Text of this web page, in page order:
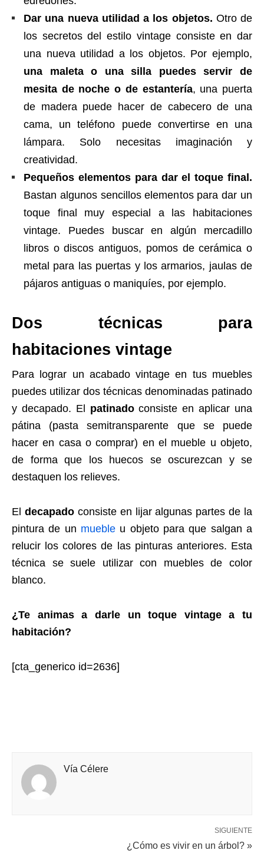
Dar una nueva utilidad a los objetos. Otro de
los secretos del estilo vintage consiste en dar
una nueva utilidad a los objetos. Por ejemplo,
una maleta o una silla puedes servir de
mesita de noche o de estantería, una puerta
de madera puede hacer de cabecero de una
cama, un teléfono puede convertirse en una
lámpara. Solo necesitas imaginación y
creatividad.
Pequeños elementos para dar el toque final.
Bastan algunos sencillos elementos para dar un
toque final muy especial a las habitaciones
vintage. Puedes buscar en algún mercadillo
libros o discos antiguos, pomos de cerámica o
metal para las puertas y los armarios, jaulas de
pájaros antiguas o maniquíes, por ejemplo.
Dos técnicas para
habitaciones vintage
Para lograr un acabado vintage en tus muebles
puedes utilizar dos técnicas denominadas patinado
y decapado. El patinadoconsiste en aplicar una
pátina (pasta semitransparente que se puede
hacer en casa o comprar) en el mueble u objeto,
de forma que los huecos se oscurezcan y se
destaquen los relieves.
El decapadoconsiste en lijar algunas partes de la
pintura de un mueble u objeto para que salgan a
relucir los colores de las pinturas anteriores. Esta
técnica se suele utilizar con muebles de color
blanco.
¿Te animas a darle un toque vintage a tu
habitación?
[cta_generico id=2636]
Vía Célere
SIGUIENTE
¿Cómo es vivir en un árbol? »